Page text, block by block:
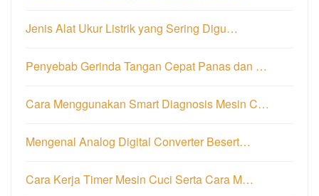
Jenis Alat Ukur Listrik yang Sering Digu…
Penyebab Gerinda Tangan Cepat Panas dan …
Cara Menggunakan Smart Diagnosis Mesin C…
Mengenal Analog Digital Converter Besert…
Cara Kerja Timer Mesin Cuci Serta Cara M…